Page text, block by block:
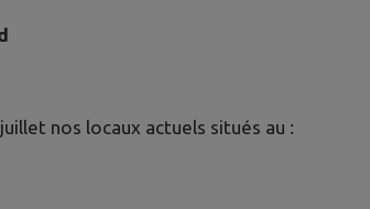
nos locaux actuels situés au :